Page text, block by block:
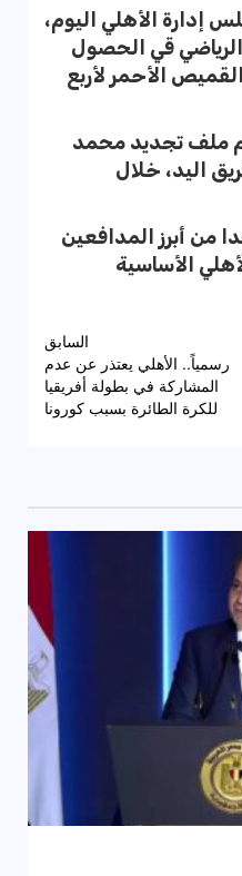
إدارة الأهلي اليوم،
قي الحصول
الأحمر لأربع
ملف تجديد محمد
اليد، خلال
من أبرز المدافعين
الأساسية
السابق
رسمياً.. الأهلي يعتذر عن عدم
المشاركة في بطولة أفريقيا
للكرة الطائرة بسبب كورونا